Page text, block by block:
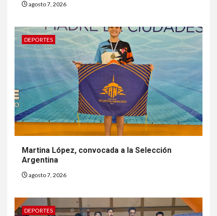
agosto 7, 2026
DEPORTES
Martina López, convocada a la Selección
Argentina
agosto 7, 2026
DEPORTES